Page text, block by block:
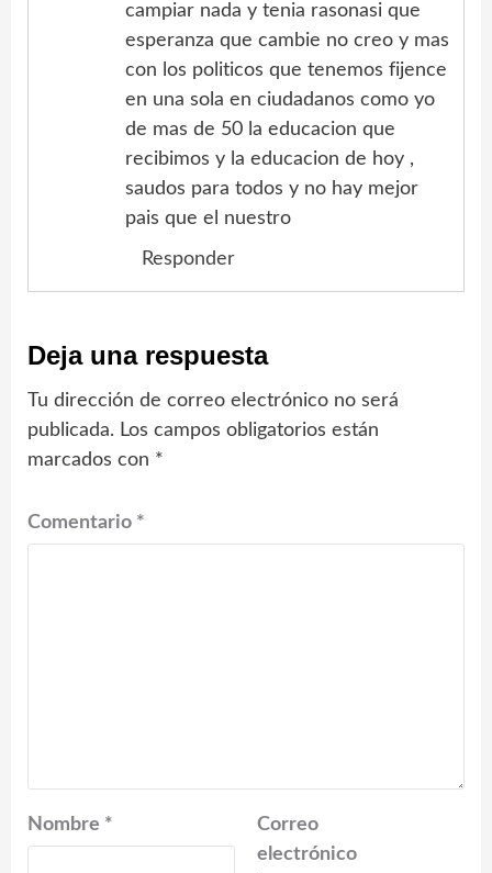
campiar nada y tenia rasonasi que
esperanza que cambie no creo y mas
con los politicos que tenemos fijence
en una sola en ciudadanos como yo
de mas de 50 la educacion que
recibimos y la educacion de hoy ,
saudos para todos y no hay mejor
pais que el nuestro
Responder
Deja una respuesta
Tu dirección de correo electrónico no será
publicada. Los campos obligatorios están
marcados con *
Comentario *
Nombre *
Correo
electrónico